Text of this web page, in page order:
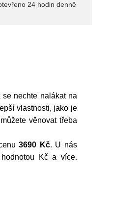
24 hodin denně
nechte nalákat na
vlastnosti, jako je
věnovat třeba
3690 Kč. U nás
Kč a více.